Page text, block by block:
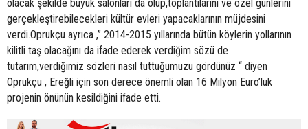
olacak şekilde büyük salonları da olup,toplantılarını ve özel günlerini
gerçekleştirebilecekleri kültür evleri yapacaklarının müjdesini
verdi.Oprukçu ayrıca ,” 2014-2015 yıllarında bütün köylerin yollarının
kilitli taş olacağını da ifade ederek verdiğim sözü de
tutarım,verdiğimiz sözleri nasıl tuttuğumuzu gördünüz “ diyen
Oprukçu , Ereğli için son derece önemli olan 16 Milyon Euro’luk
projenin önünün kesildiğini ifade etti.